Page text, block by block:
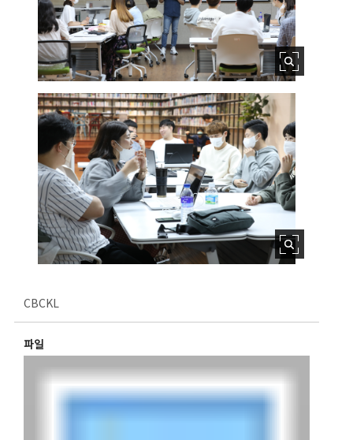
CBCKL
파일